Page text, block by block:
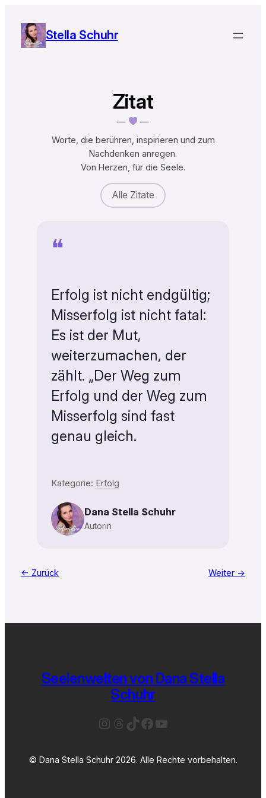
Inhalt
springen
Stella Schuhr
Zitat
—
—
Worte, die berühren, inspirieren und zum
Nachdenken anregen.
Von Herzen, für die Seele.
Alle Zitate
❝
Erfolg ist nicht endgültig;
Misserfolg ist nicht fatal:
Es ist der Mut,
weiterzumachen, der
zählt. „Der Weg zum
Erfolg und der Weg zum
Misserfolg sind fast
genau gleich.
Kategorie: Erfolg
Dana Stella Schuhr
Autorin
← Zurück Weiter →
Seelenwelten von Dana Stella
Schuhr
Instagram
Threads
TikTok
Facebook
YouTube
© Dana Stella Schuhr 2026. Alle Rechte vorbehalten.